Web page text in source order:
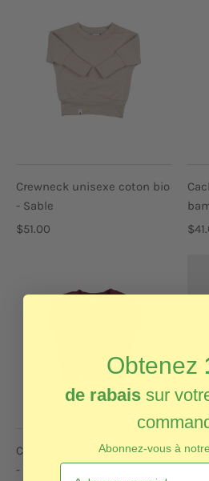
Crewneck unisexe coton bio
- Sable
$51.00
Crewneck unisexe coton bio
- Prune
T-
Obtenez
de rabais sur
Abonnez-vous à